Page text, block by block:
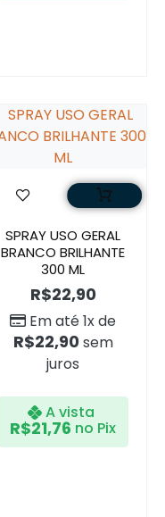
SPRAY USO GERAL
BRANCO BRILHANTE
300 ML
R$22,90
Em até 1x de
R$22,90 sem
juros
A vista
R$21,76 no Pix